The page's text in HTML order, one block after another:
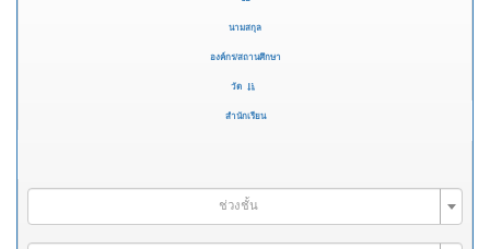
นามสกุล
องค์กร/สถานศึกษา
วัด
สำนักเรียน
ช่วงชั้น